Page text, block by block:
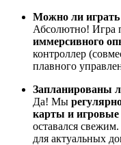
Можно ли играть
Абсолютно! Игра
иммерсивного
контроллер
плавного
Запланированы
Да! Мы
карты и
оставался
для актуальных